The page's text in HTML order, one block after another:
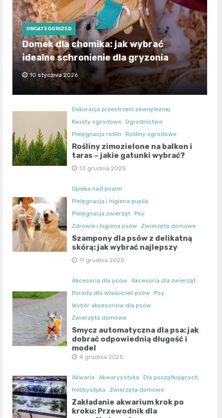
UNCATEGORIZED
Domek dla chomika: jak wybrać
idealne schronienie dla gryzonia
10 stycznia 2026
Dekoracja przestrzeni zewnętrznej
Kwiaty ogrodowe Ogrodnictwo
Pielęgnacja roślin
Rośliny ogrodowe
Rośliny zimozielone na balkon i
taras – jakie gatunki wybrać?
13 grudnia 2025
Opieka nad psami
Pielęgnacja i higiena pupila
Pielęgnacja zwierząt Psy
Zdrowie i higiena psów
Zwierzęta domowe
Szampony dla psów z delikatną
skórą: jak wybrać najlepszy
11 grudnia 2025
Akcesoria dla psów
Akcesoria dla zwierząt
Porady dla właścicieli psów
Psy
Wybór akcesoriów dla psów
Zwierzęta domowe
Smycz automatyczna dla psa: jak
dobrać odpowiednią długość i
model
4 grudnia 2025
Akwaria Akwaryystyka
Dla początkujących
Hobbystyka
Zwierzęta domowe
Zakładanie akwarium krok po
kroku: Przewodnik dla